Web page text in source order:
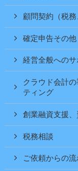
顧問契約（税務
確定申告その他
経営全般への
クラウド会計
ティング
創業融資支援
税務相談
ご依頼からの流